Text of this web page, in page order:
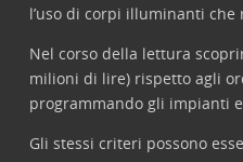
l’uso di corpi illuminanti
Nel corso della lettura
milioni di lire) rispetto agli
programmando gli impianti
Gli stessi criteri possono